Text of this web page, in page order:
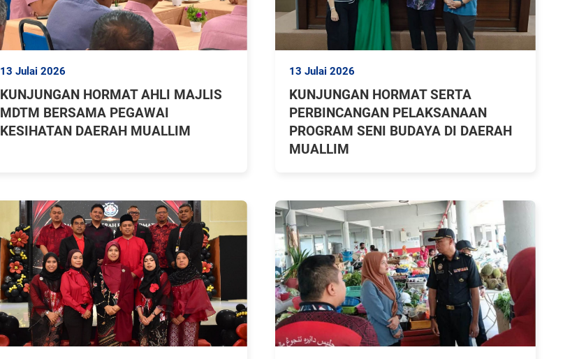
13 Julai 2026
KUNJUNGAN HORMAT AHLI MAJLIS
MDTM BERSAMA PEGAWAI
KESIHATAN DAERAH MUALLIM
13 Julai 2026
KUNJUNGAN HORMAT SERTA
PERBINCANGAN PELAKSANAAN
PROGRAM SENI BUDAYA DI DAERAH
MUALLIM